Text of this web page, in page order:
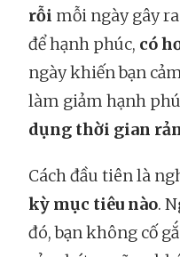
rỗi mỗi ngày gây
để hạnh phúc, có
ngày khiến bạn
làm giảm hạnh
dụng thời gian
Cách đầu tiên là
kỳ mục tiêu nào.
đó, bạn không cố